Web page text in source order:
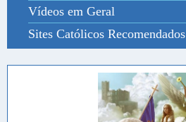
Vídeos em Geral
Sites Católicos Recomendados